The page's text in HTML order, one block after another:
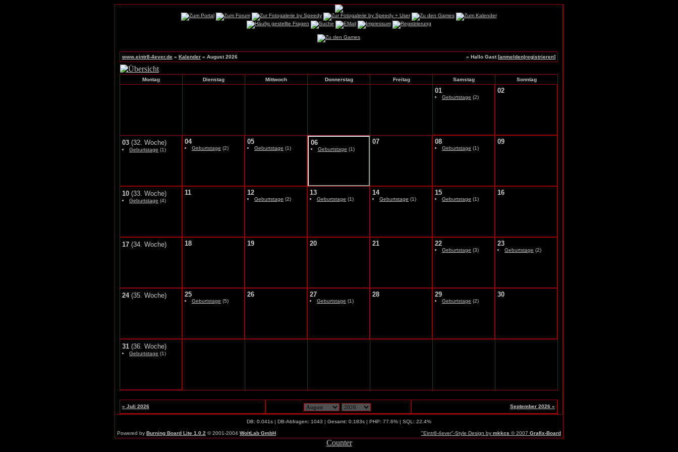
www.eintr8-4ever.de » Kalender » August 2026 » Hallo Gast [anmelden|registrieren]
Montag Dienstag Mittwoch Donnerstag Freitag Samstag Sonntag
01
Geburtstage (2)
02
03 (32. Woche)
Geburtstage (1)
04
Geburtstage (2)
05
Geburtstage (1)
06
Geburtstage (1)
07 08
Geburtstage (1)
09
10 (33. Woche)
Geburtstage (4)
11 12
Geburtstage (2)
13
Geburtstage (1)
14
Geburtstage (1)
15
Geburtstage (1)
16
17 (34. Woche) 18 19 20 21 22
Geburtstage (3)
23
Geburtstage (2)
24 (35. Woche) 25
Geburtstage (5)
26 27
Geburtstage (1)
28 29
Geburtstage (2)
30
31 (36. Woche)
Geburtstage (1)
« Juli 2026 September 2026 »
DB: 0.041s | DB-Abfragen: 1043 | Gesamt: 0.183s | PHP: 77.6% | SQL: 22.4%
Powered by Burning Board Lite 1.0.2 © 2001-2004 WoltLab GmbH "Eintr8-4ever"-Style Design by mkkcs © 2007 Grafix-Board
Counter